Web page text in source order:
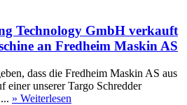
Technology GmbH verkauft
an Fredheim Maskin AS
dass die Fredheim Maskin AS aus
einer unserer Targo Schredder
» Weiterlesen